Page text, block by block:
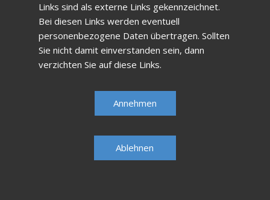
Links sind als externe Links gekennzeichnet.
Bei diesen Links werden eventuell
personenbezogene Daten übertragen. Sollten
Sie nicht damit einverstanden sein, dann
verzichten Sie auf diese Links.
Annehmen
Ablehnen